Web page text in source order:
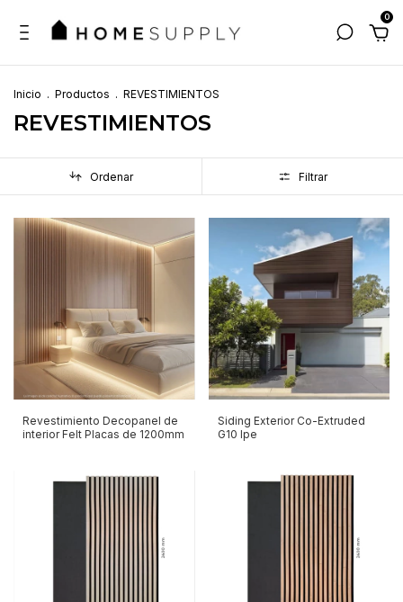
0
Inicio . Productos . REVESTIMIENTOS
REVESTIMIENTOS
Ordenar Filtrar
Revestimiento Decopanel de
interior Felt Placas de 1200mm
Siding Exterior Co-Extruded
G10 Ipe